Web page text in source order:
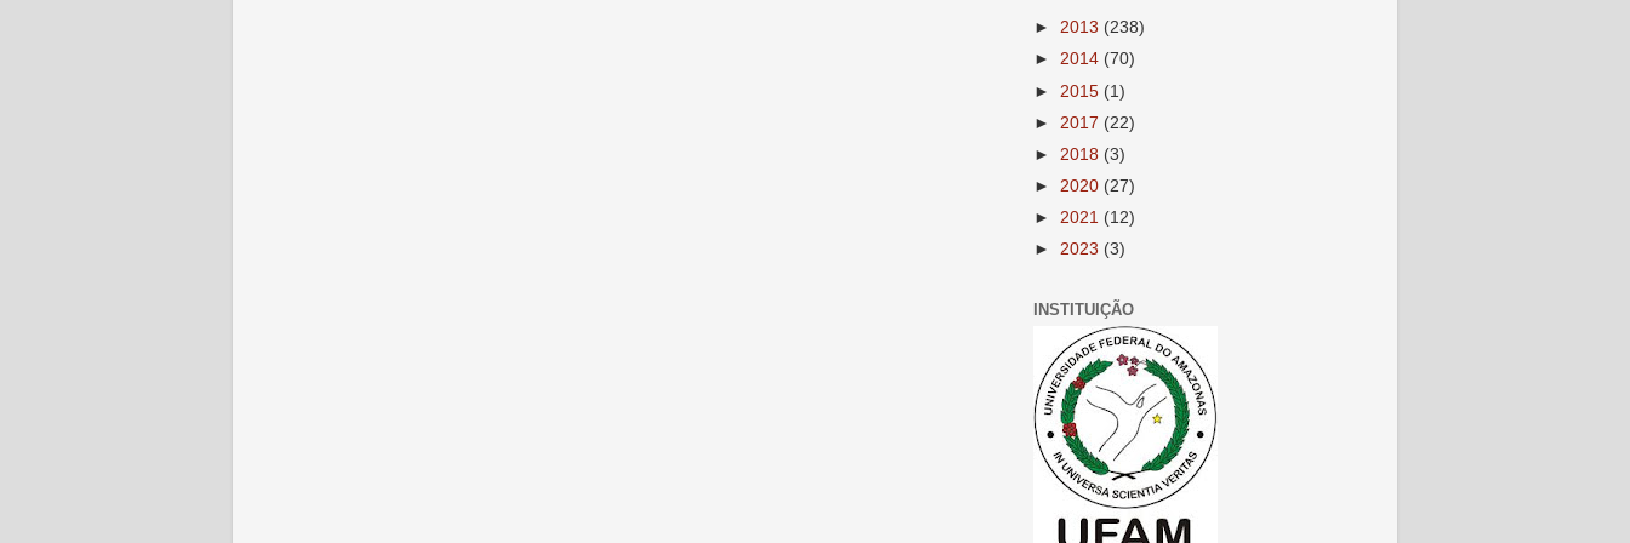
► 2013 (238)
► 2014 (70)
► 2015 (1)
► 2017 (22)
► 2018 (3)
► 2020 (27)
► 2021 (12)
► 2023 (3)
INSTITUIÇÃO